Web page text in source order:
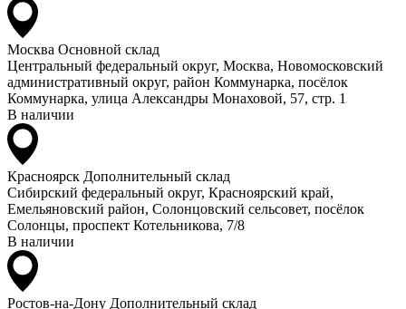
Москва Основной склад
Центральный федеральный округ, Москва, Новомосковский
административный округ, район Коммунарка, посёлок
Коммунарка, улица Александры Монаховой, 57, стр. 1
В наличии
Красноярск Дополнительный склад
Сибирский федеральный округ, Красноярский край,
Емельяновский район, Солонцовский сельсовет, посёлок
Солонцы, проспект Котельникова, 7/8
В наличии
Ростов-на-Дону Дополнительный склад